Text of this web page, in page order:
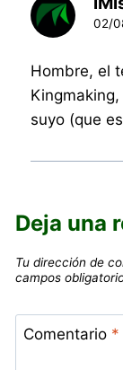
02/
Hombre, el
suyo (que
Deja una
Tu dirección de
campos
Comentario *